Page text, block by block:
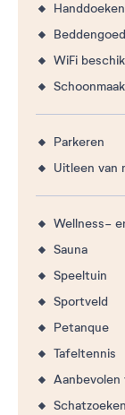
Handdoeken
Beddengoed
WiFi
Parkeren
Uitleen van
Wellness-
Sauna
Speeltuin
Sportveld
Petanque
Tafeltennis
Aanbevolen